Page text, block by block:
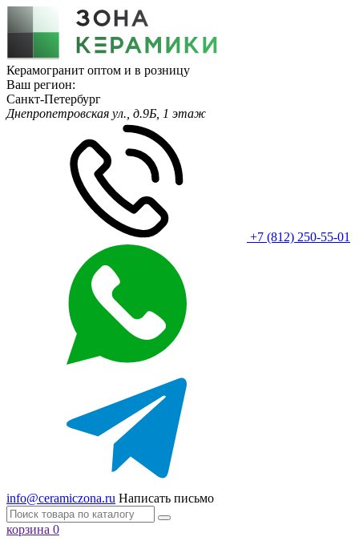
Керамогранит оптом и в розницу
Ваш регион:
Санкт-Петербург
Днепропетровская ул., д.9Б, 1 этаж
+7 (812) 250-55-01
info@ceramiczona.ru Написать письмо
корзина 0